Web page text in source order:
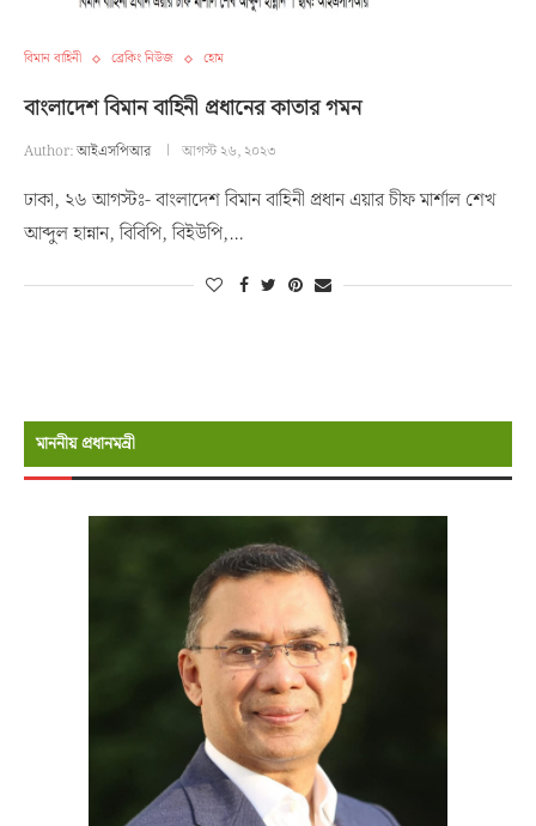
বিমান বাহিনী ব্রেকিং নিউজ হোম
বাংলাদেশ বিমান বাহিনী প্রধানের কাতার গমন
Author:আইএসপিআর আগস্ট ২৬, ২০২৩
ঢাকা, ২৬ আগস্টঃ- বাংলাদেশ বিমান বাহিনী প্রধান এয়ার চীফ মার্শাল শেখ
আব্দুল হান্নান, বিবিপি, বিইউপি,…
মাননীয় প্রধানমন্রী